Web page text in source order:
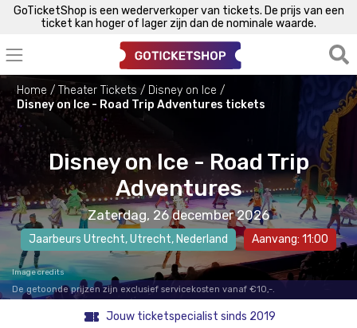
GoTicketShop is een wederverkoper van tickets. De prijs van een
ticket kan hoger of lager zijn dan de nominale waarde.
Home Theater Tickets
Disney on Ice
Disney on Ice - Road Trip Adventures tickets
Disney on Ice - Road Trip
Adventures
Zaterdag, 26 december 2026
Jaarbeurs Utrecht,Utrecht, Nederland Aanvang: 11:00
Image credits
De getoonde prijzen zijn exclusief servicekosten vanaf €10,-.
Jouw ticketspecialist sinds 2019